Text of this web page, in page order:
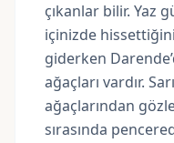
çıkanlar bilir. Yaz
içinizde
giderken
ağaçları vardır.
ağaçlarından
sırasında